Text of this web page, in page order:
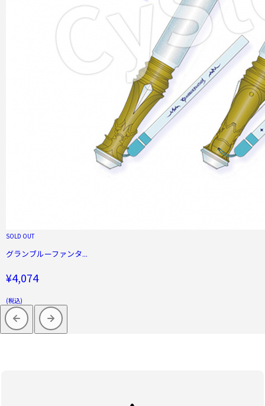
SOLD OUT
グランブルーファンタ...
¥4,074
(税込)